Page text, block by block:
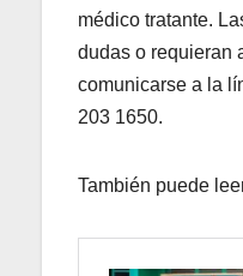
médico tratante.
dudas o requieran
comunicarse a la
203 1650.
También puede